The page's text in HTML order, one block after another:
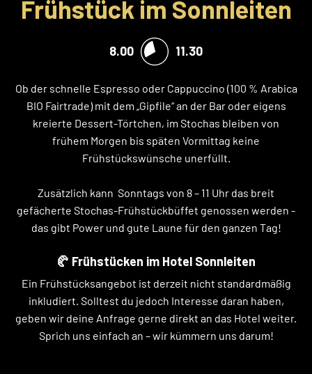
Frühstück im Sonnleiten
8.00 11.30
Ob der schnelle Espresso oder Cappuccino (100 % Arabica
BIO Fairtrade) mit dem „Gipfile“ an der Bar oder eigens
kreierte Dessert-Törtchen, im Stochas bleiben von
frühem Morgen bis späten Vormittag keine
Frühstückswünsche unerfüllt.
Zusätzlich kann Sonntags von 8 – 11 Uhr das breit
gefächerte Stochas-Frühstückbüffet genossen werden -
das gibt Power und gute Laune für den ganzen Tag!
🥐 Frühstücken im Hotel Sonnleiten
Ein Frühstücksangebot ist derzeit nicht standardmäßig
inkludiert. Solltest du jedoch Interesse daran haben,
geben wir deine Anfrage gerne direkt an das Hotel weiter.
Sprich uns einfach an – wir kümmern uns darum!